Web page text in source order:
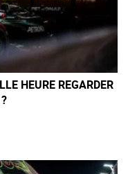
HEURE REGARDER